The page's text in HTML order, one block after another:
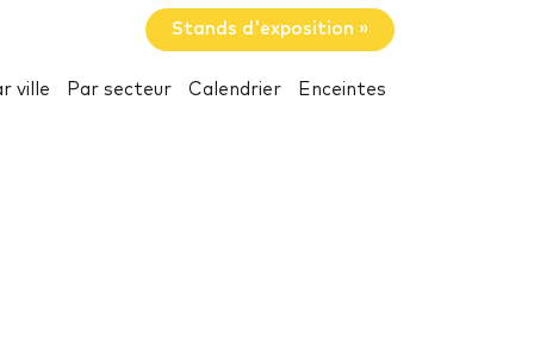
Stands d'exposition »
ville Par secteur Calendrier Enceintes